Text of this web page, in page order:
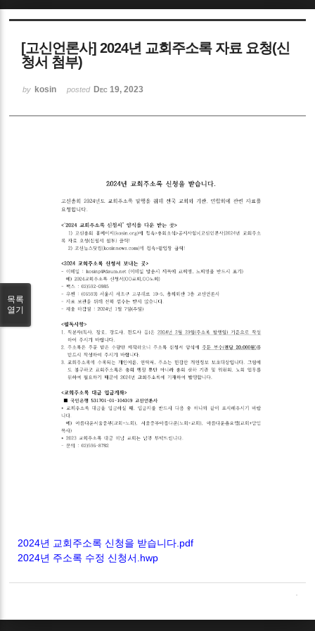
[고신언론사] 2024년 교회주소록 자료 요청(신
청서 첨부)
by kosin posted Dec 19, 2023
2024년 교회주소록 신청을 받습니다.pdf
2024년 주소록 수정 신청서.hwp
목록
열기
Sketchbook5, 스케치북5